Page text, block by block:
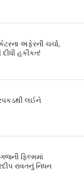
અફેરની ચર્ચા,
હકીકત!
લઈને
ફિલ્મમાં
રાવતનું નિધન